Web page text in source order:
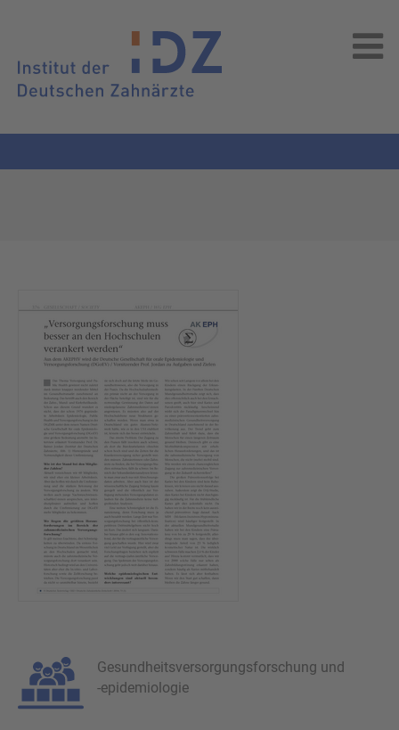
Gesundheitsversorgungsforschung und
-epidemiologie